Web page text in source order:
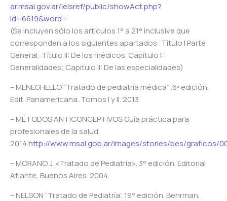
ar.msal.gov.ar/leisref/public/showAct.php?
id=6619&word=
(Se incluyen sólo los artículos 1° a 21° inclusive que
corresponden a los siguientes apartados: Título I Parte
General; Título II: De los médicos. Capítulo I:
Generalidades; Capitulo II: De las especialidades)
– MENEGHELLO “Tratado de pediatría médica” .6ª edición.
Edit. Panamericana. Tomos I y II. 2013
– MÉTODOS ANTICONCEPTIVOS Guía práctica para
profesionales de la salud.
2014http://www.msal.gob.ar/images/stories/bes/graficos/
– MORANO J. «Tratado de Pediatría». 3° edición. Editorial
Atlante, Buenos Aires. 2004.
– NELSON “Tratado de Pediatría”. 19° edición. Behrman,